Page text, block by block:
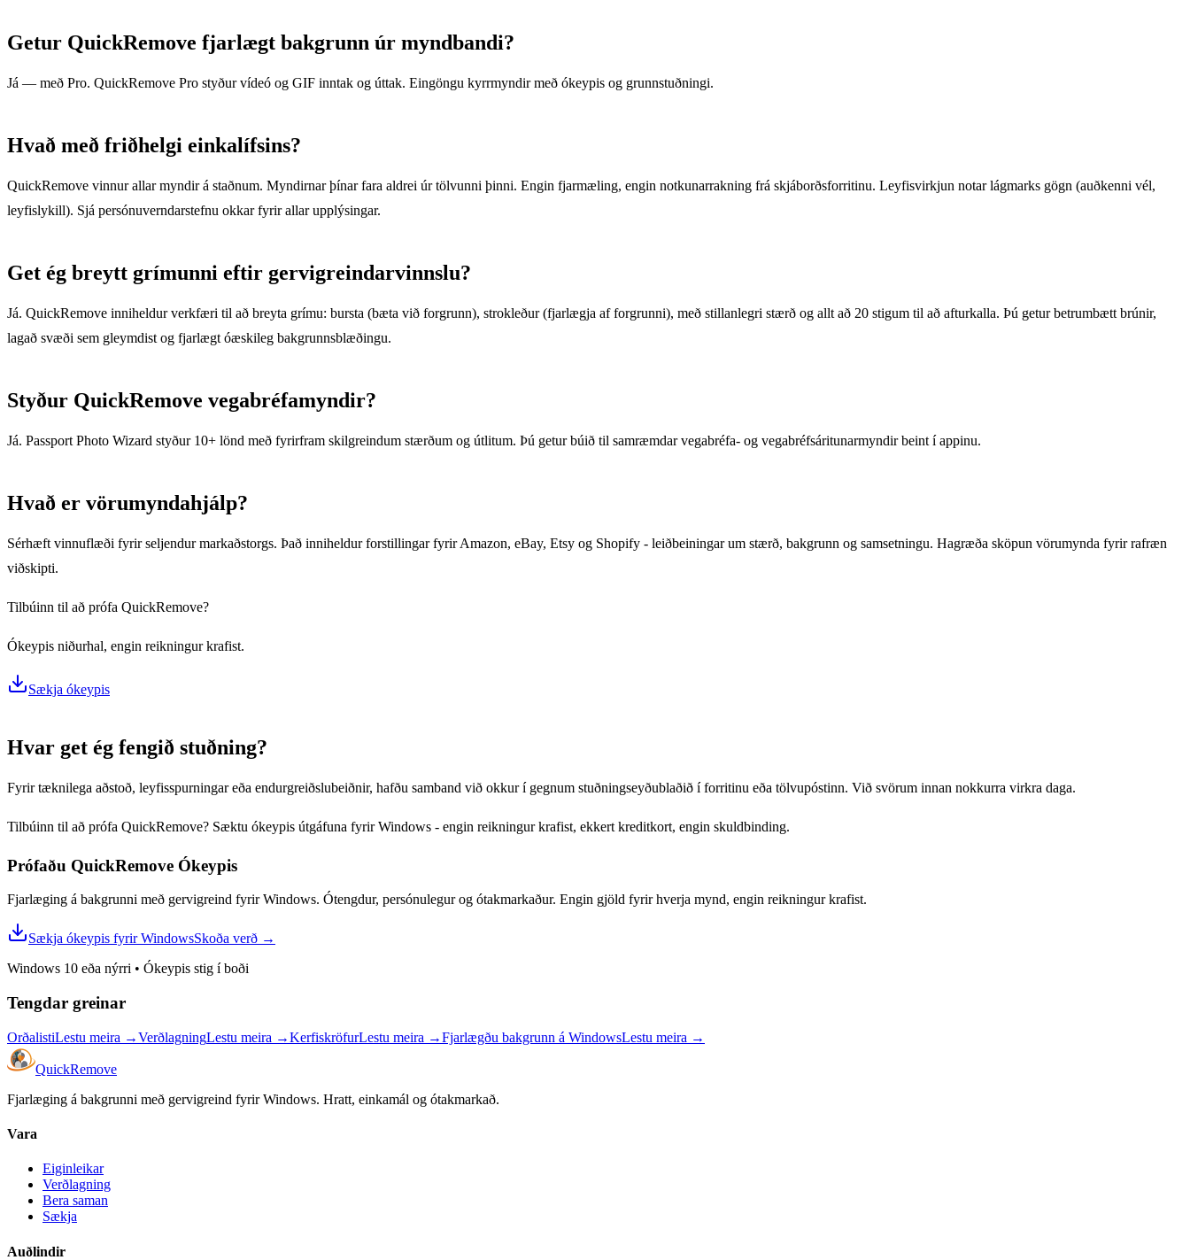
Getur QuickRemove fjarlægt bakgrunn úr myndbandi?
Já — með Pro. QuickRemove Pro styður vídeó og GIF inntak og úttak. Eingöngu kyrrmyndir með ókeypis og grunnstuðningi.
Hvað með friðhelgi einkalífsins?
QuickRemove vinnur allar myndir á staðnum. Myndirnar þínar fara aldrei úr tölvunni þinni. Engin fjarmæling, engin notkunarrakning frá skjáborðsforritinu. Leyfisvirkjun notar lágmarks gögn (auðkenni vél,
leyfislykill). Sjá persónuverndarstefnu okkar fyrir allar upplýsingar.
Get ég breytt grímunni eftir gervigreindarvinnslu?
Já. QuickRemove inniheldur verkfæri til að breyta grímu: bursta (bæta við forgrunn), strokleður (fjarlægja af forgrunni), með stillanlegri stærð og allt að 20 stigum til að afturkalla. Þú getur betrumbætt brúnir,
lagað svæði sem gleymdist og fjarlægt óæskileg bakgrunnsblæðingu.
Styður QuickRemove vegabréfamyndir?
Já. Passport Photo Wizard styður 10+ lönd með fyrirfram skilgreindum stærðum og útlitum. Þú getur búið til samræmdar vegabréfa- og vegabréfsáritunarmyndir beint í appinu.
Hvað er vörumyndahjálp?
Sérhæft vinnuflæði fyrir seljendur markaðstorgs. Það inniheldur forstillingar fyrir Amazon, eBay, Etsy og Shopify - leiðbeiningar um stærð, bakgrunn og samsetningu. Hagræða sköpun vörumynda fyrir rafræn
viðskipti.
Tilbúinn til að prófa QuickRemove?
Ókeypis niðurhal, engin reikningur krafist.
Sækja ókeypis
Hvar get ég fengið stuðning?
Fyrir tæknilega aðstoð, leyfisspurningar eða endurgreiðslubeiðnir, hafðu samband við okkur í gegnum stuðningseyðublaðið í forritinu eða tölvupóstinn. Við svörum innan nokkurra virkra daga.
Tilbúinn til að prófa QuickRemove? Sæktu ókeypis útgáfuna fyrir Windows - engin reikningur krafist, ekkert kreditkort, engin skuldbinding.
Prófaðu QuickRemove Ókeypis
Fjarlæging á bakgrunni með gervigreind fyrir Windows. Ótengdur, persónulegur og ótakmarkaður. Engin gjöld fyrir hverja mynd, engin reikningur krafist.
Sækja ókeypis fyrir WindowsSkoða verð →
Windows 10 eða nýrri • Ókeypis stig í boði
Tengdar greinar
OrðalistiLestu meira →VerðlagningLestu meira →KerfiskröfurLestu meira →Fjarlægðu bakgrunn á WindowsLestu meira →
QuickRemove
Fjarlæging á bakgrunni með gervigreind fyrir Windows. Hratt, einkamál og ótakmarkað.
Vara
Eiginleikar
Verðlagning
Bera saman
Sækja
Auðlindir